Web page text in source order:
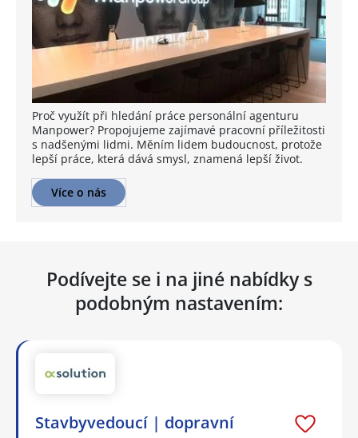
Proč využít při hledání práce personální agenturu
Manpower? Propojujeme zajímavé pracovní příležitosti
s nadšenými lidmi. Měním lidem budoucnost, protože
lepší práce, která dává smysl, znamená lepší život.
Více o nás
Podívejte se i na jiné nabídky s
podobným nastavením:
Stavbyvedoucí | dopravní